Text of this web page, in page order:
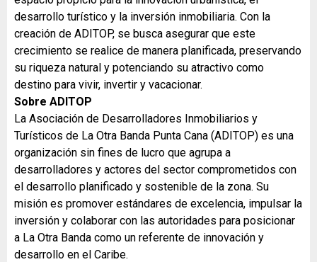
desarrollo turístico y la inversión inmobiliaria. Con la
creación de ADITOP, se busca asegurar que este
crecimiento se realice de manera planificada, preservando
su riqueza natural y potenciando su atractivo como
destino para vivir, invertir y vacacionar.
Sobre ADITOP
La Asociación de Desarrolladores Inmobiliarios y
Turísticos de La Otra Banda Punta Cana (ADITOP) es una
organización sin fines de lucro que agrupa a
desarrolladores y actores del sector comprometidos con
el desarrollo planificado y sostenible de la zona. Su
misión es promover estándares de excelencia, impulsar la
inversión y colaborar con las autoridades para posicionar
a La Otra Banda como un referente de innovación y
desarrollo en el Caribe.